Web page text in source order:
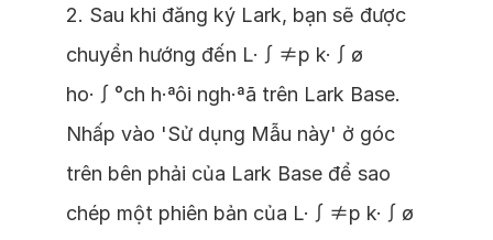
2. Sau khi đăng ký Lark, bạn sẽ được
chuyển hướng đến L·∫≠p k·∫ø
ho·∫°ch h·ªôi ngh·ªã trên Lark Base.
Nhấp vào 'Sử dụng Mẫu này' ở góc
trên bên phải của Lark Base để sao
chép một phiên bản của L·∫≠p k·∫ø